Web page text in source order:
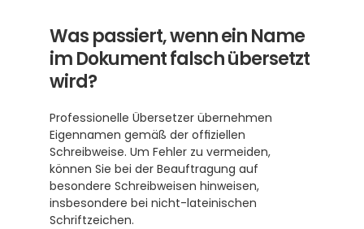
Was passiert, wenn ein Name
im Dokument falsch übersetzt
wird?
Professionelle Übersetzer übernehmen
Eigennamen gemäß der offiziellen
Schreibweise. Um Fehler zu vermeiden,
können Sie bei der Beauftragung auf
besondere Schreibweisen hinweisen,
insbesondere bei nicht-lateinischen
Schriftzeichen.